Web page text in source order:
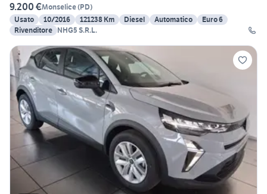
9.200 €Monselice(PD)
Usato
10/2016 121238 Km Diesel Automatico
Euro 6
Rivenditore NHG5 S.R.L.